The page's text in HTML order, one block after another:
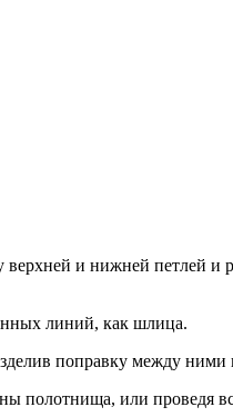
и нижней петлей и
линий, как шлица.
поправку между ними
полотнища, или проведя